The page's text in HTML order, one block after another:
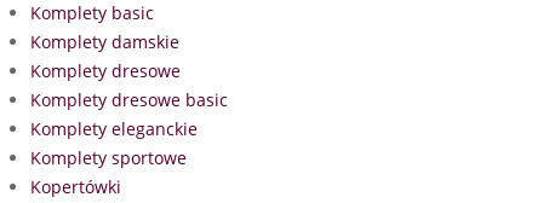
Komplety basic
Komplety damskie
Komplety dresowe
Komplety dresowe basic
Komplety eleganckie
Komplety sportowe
Kopertówki